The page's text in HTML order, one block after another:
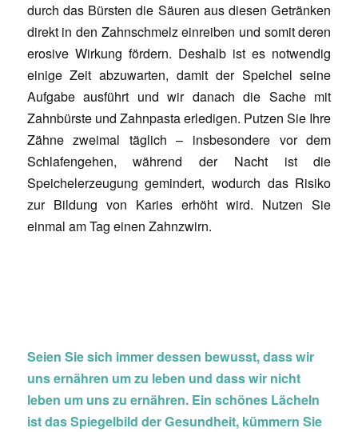
durch das Bürsten die Säuren aus diesen Getränken
direkt in den Zahnschmelz einreiben und somit deren
erosive Wirkung fördern. Deshalb ist es notwendig
einige Zeit abzuwarten, damit der Speichel seine
Aufgabe ausführt und wir danach die Sache mit
Zahnbürste und Zahnpasta erledigen. Putzen Sie Ihre
Zähne zweimal täglich – insbesondere vor dem
Schlafengehen, während der Nacht ist die
Speichelerzeugung gemindert, wodurch das Risiko
zur Bildung von Karies erhöht wird. Nutzen Sie
einmal am Tag einen Zahnzwirn.
Seien Sie sich immer dessen bewusst, dass wir
uns ernähren um zu leben und dass wir nicht
leben um uns zu ernähren. Ein schönes Lächeln
ist das Spiegelbild der Gesundheit, kümmern Sie